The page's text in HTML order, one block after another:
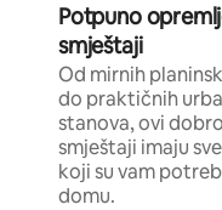
Potpuno
smještaji
Od mirnih
do praktičnih
stanova, ovi
smještaji imaju
koji su vam
domu.